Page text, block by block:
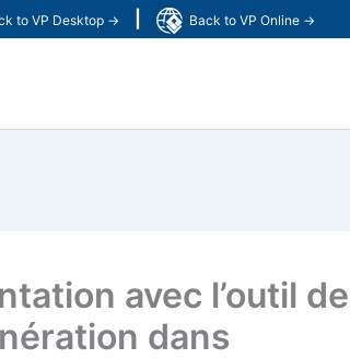
to VP Desktop → Back to VP Online →
avec l’outil de
dans